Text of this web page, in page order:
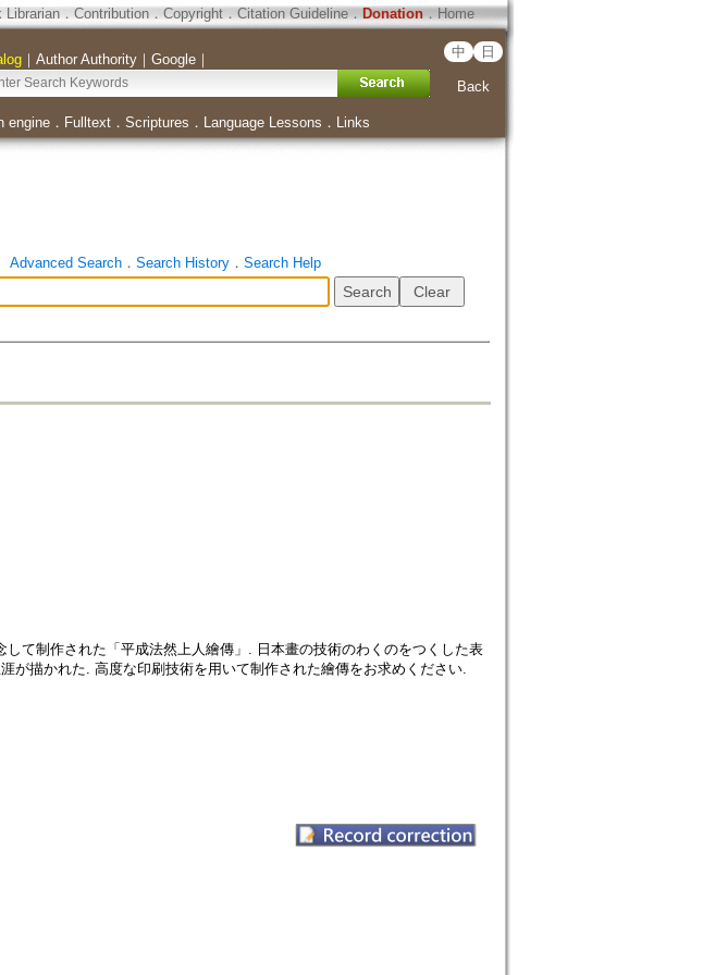
Librarian． Contribution．Copyright．Citation Guideline． Donation．Home
｜ Author Authority｜ Google｜ 中 日
Back
engine． Fulltext． Scriptures ． Language Lessons ． Links
Advanced Search． Search History． Search Help
して制作された「平成法然上人繪傳」. 日本畫の技術のわくのをつくした表
が描かれた. 高度な印刷技術を用いて制作された繪傳をお求めください.